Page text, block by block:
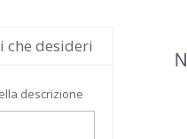
che desideri
descrizione